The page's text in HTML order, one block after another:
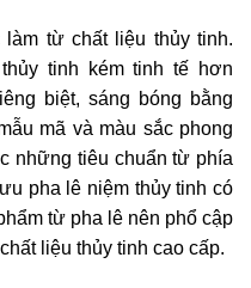
từ chất liệu thủy tinh.
tinh kém tinh tế hơn
biệt, sáng bóng bằng
mã và màu sắc phong
những tiêu chuẩn từ phía
pha lê niệm thủy tinh có
từ pha lê nên phổ cập
liệu thủy tinh cao cấp.